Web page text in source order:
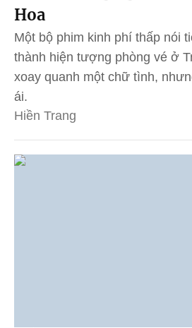
Hoa
Một bộ phim kinh phí thấp nói
thành hiện tượng phòng vé ở
xoay quanh một chữ tình,
ái.
Hiền Trang